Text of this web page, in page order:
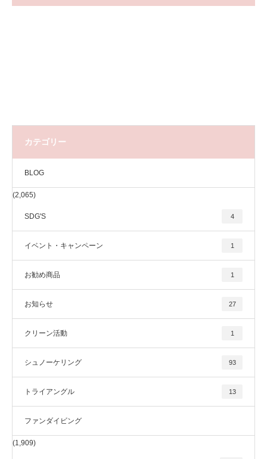
カテゴリー
BLOG
(2,065)
SDG'S 4
イベント・キャンペーン 1
お勧め商品 1
お知らせ 27
クリーン活動 1
シュノーケリング 93
トライアングル 13
ファンダイビング
(1,909)